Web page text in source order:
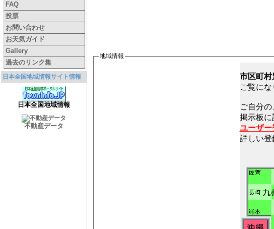
FAQ
投票
お問い合わせ
お天気ガイド
Gallery
過去のリンク集
日本全国地域情報サイト情報
日本全国地域情報
不動産データ
地域情報
市区町村
ご覧にな
ご自分
ユーザー
詳しい登